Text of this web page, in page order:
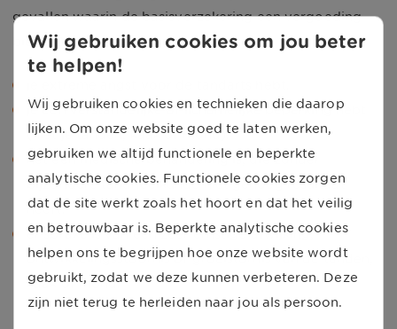
gevallen waarin de basisverzekering een vergoeding
biedt. Bijvoorbeeld als:
je een verstandelijke of lichamelijke beperking hebt
(niet je tanden, kaak of mond).
het een medische behandeling is, die zonder
bijzondere tandheelkunde niet genoeg resultaat
heeft.
er sprake is van een zeer ernstige afwijking,
ontwikkelingsstoornis of groeistornis van de tanden,
kaak of mond.
Wij gebruiken cookies om jou beter
te helpen!
Wij gebruiken cookies en technieken die daarop
lijken. Om onze website goed te laten werken,
gebruiken we altijd functionele en beperkte
analytische cookies. Functionele cookies zorgen
dat de site werkt zoals het hoort en dat het veilig
en betrouwbaar is. Beperkte analytische cookies
helpen ons te begrijpen hoe onze website wordt
gebruikt, zodat we deze kunnen verbeteren. Deze
zijn niet terug te herleiden naar jou als persoon.